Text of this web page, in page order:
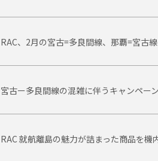
RAC、2月の宮古=多良間線、那覇=宮古
宮古ー多良間線の混雑に伴うキャンペー
RAC 就航離島の魅力が詰まった商品を